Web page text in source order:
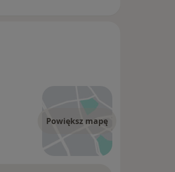
Powiększ mapę